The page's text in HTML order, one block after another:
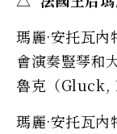
瑪麗·安托瓦
會演奏豎琴和
魯克（Gluck,
瑪麗·安托瓦